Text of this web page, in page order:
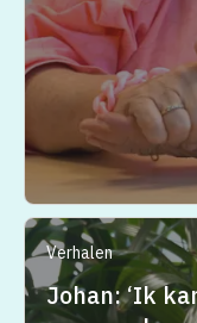
Johan: ‘Ik
Verhalen